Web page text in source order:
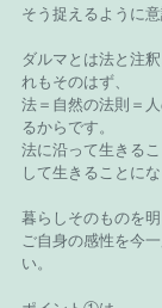
そう捉えるように
ダルマとは法と注
れもそのはず、
法＝自然の法則＝
るからです。
法に沿って生きる
して生きることにな
暮らしそのものを
ご自身の感性を今
い。